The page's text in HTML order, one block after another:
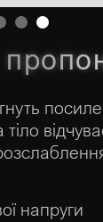
напруги